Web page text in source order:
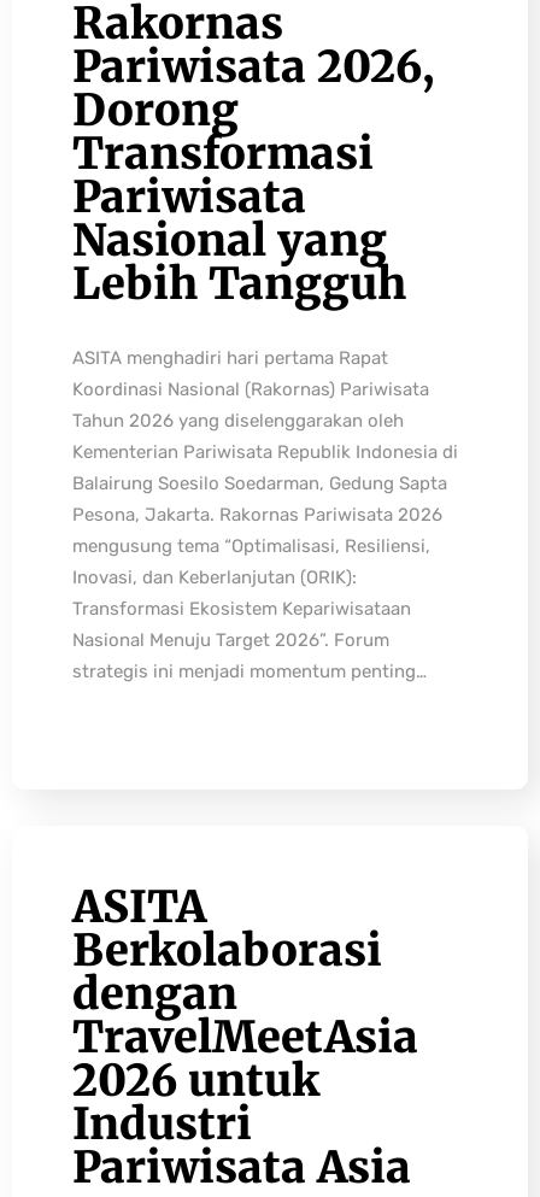
Rakornas
Pariwisata 2026,
Dorong
Transformasi
Pariwisata
Nasional yang
Lebih Tangguh
ASITA menghadiri hari pertama Rapat
Koordinasi Nasional (Rakornas) Pariwisata
Tahun 2026 yang diselenggarakan oleh
Kementerian Pariwisata Republik Indonesia di
Balairung Soesilo Soedarman, Gedung Sapta
Pesona, Jakarta. Rakornas Pariwisata 2026
mengusung tema “Optimalisasi, Resiliensi,
Inovasi, dan Keberlanjutan (ORIK):
Transformasi Ekosistem Kepariwisataan
Nasional Menuju Target 2026”. Forum
strategis ini menjadi momentum penting…
ASITA
Berkolaborasi
dengan
TravelMeetAsia
2026 untuk
Industri
Pariwisata Asia